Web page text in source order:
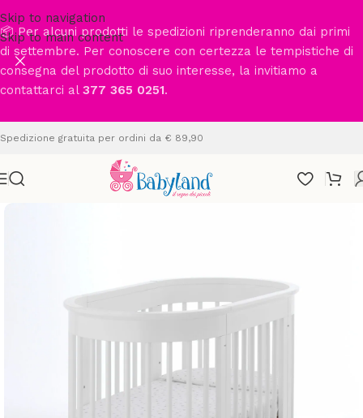
Skip to navigation
Skip to main content
📦 Per alcuni prodotti le spedizioni riprenderanno dai primi
di settembre. Per conoscere con certezza le tempistiche di
consegna del prodotto di suo interesse, la invitiamo a
contattarci al 377 365 0251.
Spedizione gratuita per ordini da € 89,90